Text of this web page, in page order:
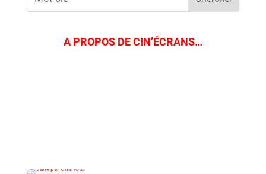
A PROPOS DE CIN’ÉCRANS…